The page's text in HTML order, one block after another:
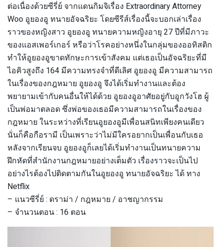
ต่อเนื่องด้วยซีรี่ย์ จากแดนกิมจิเรื่อง Extraordinary Attorney
Woo อูยองอู ทนายอัจฉริยะ โดยซีรีส์เรื่องนี้จะบอกเล่าเรื่อง
ราวของหญิงสาว อูยองอู ทนายความหญิงอายุ 27 ปีที่มีภาวะ
ของแอสเพอร์เกอร์ หรือว่าโรคอย่างหนึ่งในกลุ่มของออทิสติก
ทำให้อูยองอูขาดทักษะการเข้าสังคม แต่เธอเป็นอัจฉริยะที่มี
ไอคิวสูงถึง 164 มีความทรงจำที่ดีเลิศ อูยองอู มีความสามารถ
ในเรื่องของกฎหมาย อูยองอู จึงได้เริ่มทำงานและต้อง
พยายามเข้ากับคนอื่นให้ได้ด้วย อูยองอูอาศัยอยู่กับอูกวังโฮ ผู้
เป็นพ่อมาตลอด ซึ่งพ่อของเธอมีความสามารถในเรื่องของ
กฎหมาย ในระหว่างที่เรียนอูยองอูมีเพื่อนสนิทเพียงคนเดียว
นั่นก็คือกือรามี เป็นเพราะว่าไม่มีใครอยากเป็นเพื่อนกับเธอ
หลังจากเรียนจบ อูยองอูก็เลยได้เริ่มทำงานเป็นทนายความ
ฝึกหัดที่สำนักงานกฎหมายอย่างเต็มตัว เรื่องราวจะเป็นไป
อย่างไรต้องไปติดตามกันในอูยองอู ทนายอัจฉริยะ ได้ ทาง
Netflix
– แนวซีรี่ย์ : ดราม่า / กฎหมาย / อาชญากรรม
– จำนวนตอน : 16 ตอน